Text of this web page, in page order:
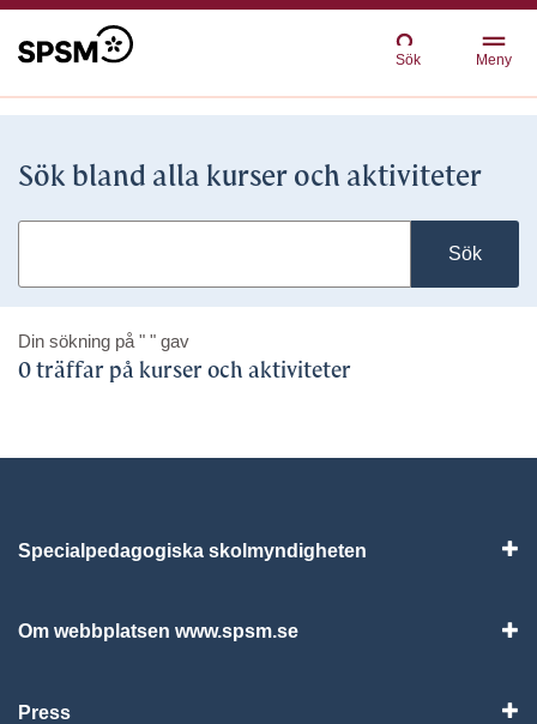
Sök Meny
Sök bland alla kurser och aktiviteter
Sök
Din sökning på " " gav
0 träffar på kurser och aktiviteter
Specialpedagogiska skolmyndigheten
Om webbplatsen www.spsm.se
Press